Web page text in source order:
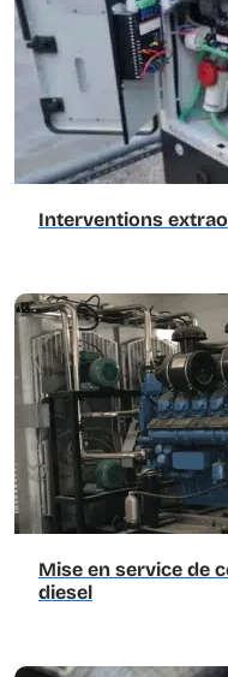
Interventions
Mise en service de
diesel